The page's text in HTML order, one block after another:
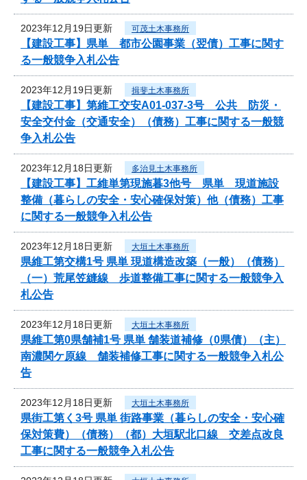
2023年12月19日更新 可茂土木事務所
【建設工事】県単 都市公園事業（翌債）工事に関す
る一般競争入札公告
2023年12月19日更新 揖斐土木事務所
【建設工事】第維工交安A01-037-3号 公共 防災・
安全交付金（交通安全）（債務）工事に関する一般競
争入札公告
2023年12月18日更新 多治見土木事務所
【建設工事】工維単第現施暮3他号 県単 現道施設
整備（暮らしの安全・安心確保対策）他（債務）工事
に関する一般競争入札公告
2023年12月18日更新 大垣土木事務所
県維工第交構1号 県単 現道構造改築（一般）（債務）
（一）荒尾笠縫線 歩道整備工事に関する一般競争入
札公告
2023年12月18日更新 大垣土木事務所
県維工第0県舗補1号 県単 舗装道補修（0県債）（主）
南濃関ケ原線 舗装補修工事に関する一般競争入札公
告
2023年12月18日更新 大垣土木事務所
県街工第く3号 県単 街路事業（暮らしの安全・安心確
保対策費）（債務）（都）大垣駅北口線 交差点改良
工事に関する一般競争入札公告